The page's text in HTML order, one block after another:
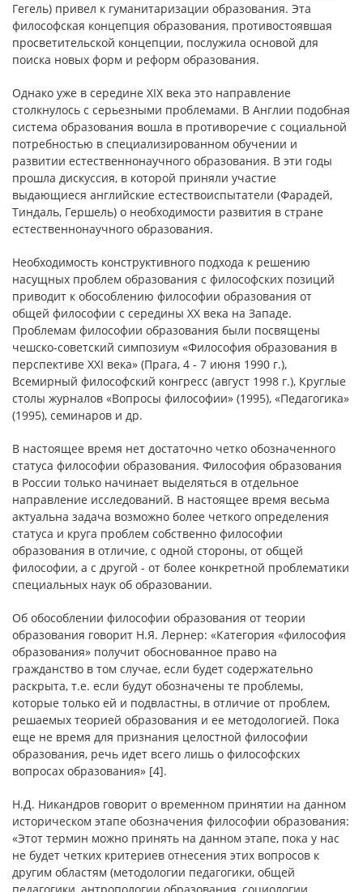
Гегель) привел к гуманитаризации образования. Эта
философская концепция образования, противостоявшая
просветительской концепции, послужила основой для
поиска новых форм и реформ образования.
Однако уже в середине XIX века это направление
столкнулось с серьезными проблемами. В Англии подобная
система образования вошла в противоречие с социальной
потребностью в специализированном обучении и
развитии естественнонаучного образования. В эти годы
прошла дискуссия, в которой приняли участие
выдающиеся английские естествоиспытатели (Фарадей,
Тиндаль, Гершель) о необходимости развития в стране
естественнонаучного образования.
Необходимость конструктивного подхода к решению
насущных проблем образования с философских позиций
приводит к обособлению философии образования от
общей философии с середины XX века на Западе.
Проблемам философии образования были посвящены
чешско-советский симпозиум «Философия образования в
перспективе XXI века» (Прага, 4 - 7 июня 1990 г.),
Всемирный философский конгресс (август 1998 г.), Круглые
столы журналов «Вопросы философии» (1995), «Педагогика»
(1995), семинаров и др.
В настоящее время нет достаточно четко обозначенного
статуса философии образования. Философия образования
в России только начинает выделяться в отдельное
направление исследований. В настоящее время весьма
актуальна задача возможно более четкого определения
статуса и круга проблем собственно философии
образования в отличие, с одной стороны, от общей
философии, а с другой - от более конкретной проблематики
специальных наук об образовании.
Об обособлении философии образования от теории
образования говорит Н.Я. Лернер: «Категория «философия
образования» получит обоснованное право на
гражданство в том случае, если будет содержательно
раскрыта, т.е. если будут обозначены те проблемы,
которые только ей и подвластны, в отличие от проблем,
решаемых теорией образования и ее методологией. Пока
еще не время для признания целостной философии
образования, речь идет всего лишь о философских
вопросах образования» [4].
Н.Д. Никандров говорит о временном принятии на данном
историческом этапе обозначения философии образования:
«Этот термин можно принять на данном этапе, пока у нас
не будет четких критериев отнесения этих вопросов к
другим областям (методологии педагогики, общей